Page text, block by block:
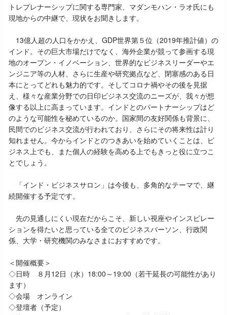
トレプレナーシップに関する専門家、マダンモハン・ラオ氏にも
現地からの中継で、現状をお聞きします。
13億人超の人口をかかえ、GDP世界第５位（2019年推計値）の
インド。その巨大市場だけでなく、海外企業が競って参画する現
地のオープン・イノベーション、世界的なビジネスリーダーやエ
ンジニア等の人材、さらに生産や研究拠点など、閉塞感のある日
本にとってどれも魅力的です。そしてコロナ禍やその後を見据
え、様々な産業分野での日印ビジネス交流のニーズが、我々が想
像する以上に高まっています。インドとのパートナーシップはど
のような可能性を秘めているのか。国家間の友好関係も背景に、
民間でのビジネス交流が行われており、さらにその将来性は計り
知れません。今からインドとのつきあいを始めていくことは、ビ
ジネス上でも、また個人の経験を高める上でもきっと役に立つこ
とでしょう。
「インド・ビジネスサロン」は今後も、多角的なテーマで、継
続開催する予定です。
先の見通しにくい現在だからこそ、新しい視座やインスピレー
ションを得たいと思っている全てのビジネスパーソン、行政関
係、大学・研究機関のみなさまにおすすめです。
＜開催概要＞
◇日時 ８月12日（水）18:00～19:00（若干延長の可能性があり
ます）
◇会場 オンライン
◇登壇者（予定）